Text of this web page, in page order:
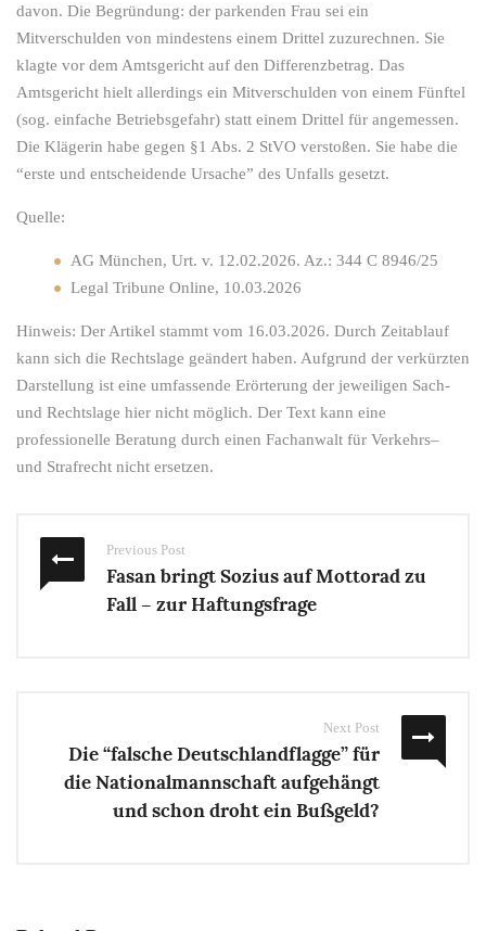
davon. Die Begründung: der parkenden Frau sei ein
Mitverschulden von mindestens einem Drittel zuzurechnen. Sie
klagte vor dem Amtsgericht auf den Differenzbetrag. Das
Amtsgericht hielt allerdings ein Mitverschulden von einem Fünftel
(sog. einfache Betriebsgefahr) statt einem Drittel für angemessen.
Die Klägerin habe gegen §1 Abs. 2 StVO verstoßen. Sie habe die
“erste und entscheidende Ursache” des Unfalls gesetzt.
Quelle:
AG München, Urt. v. 12.02.2026. Az.: 344 C 8946/25
Legal Tribune Online, 10.03.2026
Hinweis: Der Artikel stammt vom 16.03.2026. Durch Zeitablauf
kann sich die Rechtslage geändert haben. Aufgrund der verkürzten
Darstellung ist eine umfassende Erörterung der jeweiligen Sach-
und Rechtslage hier nicht möglich. Der Text kann eine
professionelle Beratung durch einen Fachanwalt für Verkehrs–
und Strafrecht nicht ersetzen.
Previous Post
Fasan bringt Sozius auf Mottorad zu
Fall – zur Haftungsfrage
Next Post
Die “falsche Deutschlandflagge” für
die Nationalmannschaft aufgehängt
und schon droht ein Bußgeld?